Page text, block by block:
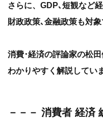
さらに、GDP､短観など
財政政策､金融政策も対象
消費･経済の評論家の松田
わかりやすく解説してい
－－－ 消費者 経済